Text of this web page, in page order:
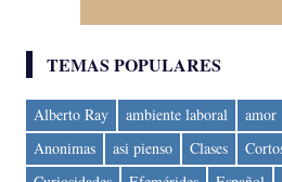
TEMAS POPULARES
Alberto Ray ambiente laboral amor
Anonimas
asi pienso Clases